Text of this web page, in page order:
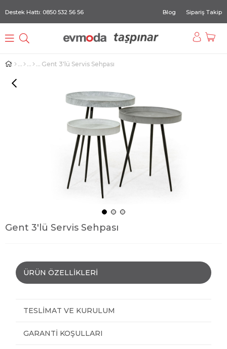
Destek Hattı: 0850 532 56 56 Blog Sipariş Takip
Gent 3'lü Servis Sehpası
Gent 3'lü Servis Sehpası
ÜRÜN ÖZELLIKLERI
TESLIMAT VE KURULUM
GARANTI KOŞULLARI